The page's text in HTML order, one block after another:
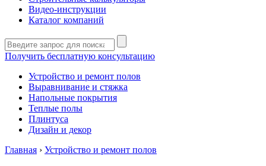
Видео-инструкции
Каталог компаний
Получить бесплатную консультацию
Устройство и ремонт полов
Выравнивание и стяжка
Напольные покрытия
Теплые полы
Плинтуса
Дизайн и декор
Главная › Устройство и ремонт полов